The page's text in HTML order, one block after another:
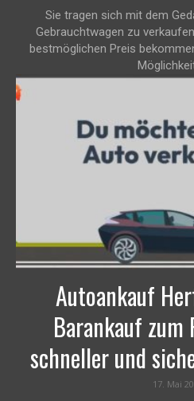
Sie tragen sich mit dem
Gebrauchtwagen zu
bestmöglichen Preis
Autoankauf
Barankauf
schneller und
17. Mai